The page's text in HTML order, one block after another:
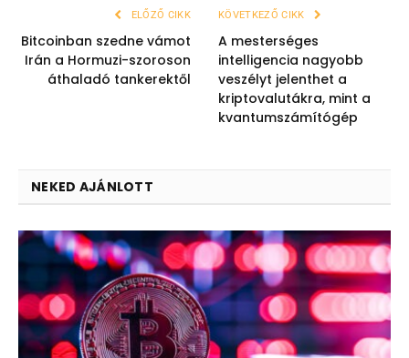
ELŐZŐ CIKK
Bitcoinban szedne vámot
Irán a Hormuzi-szoroson
áthaladó tankerektől
KÖVETKEZŐ CIKK
A mesterséges
intelligencia nagyobb
veszélyt jelenthet a
kriptovalutákra, mint a
kvantumszámítógép
NEKED AJÁNLOTT